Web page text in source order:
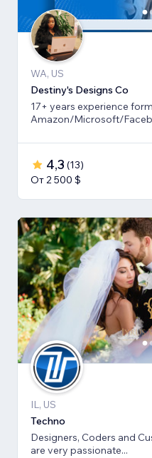
WA, US
Destiny's Designs Co
17+ years experience
Amazon/Microsoft/
4,3 (13)
От 2 500 $
IL, US
Techno
Designers, Coders and
are very passionate...